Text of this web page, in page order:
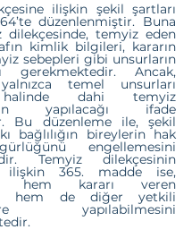
ilişkin şekil şartları
düzenlenmiştir. Buna
temyiz eden
kimlik bilgileri, kararın
sebepleri gibi unsurların
gerekmektedir. Ancak,
temel unsurları
halinde dahi temyiz
yapılacağı ifade
Bu düzenleme ile, şekil
bağlılığın bireylerin hak
engellemesini
Temyiz dilekçesinin
ilişkin 365. madde ise,
hem kararı veren
hem de diğer yetkili
yapılabilmesini